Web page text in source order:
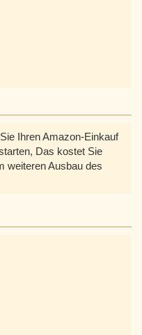
Ihren Amazon-Einkauf
Das kostet Sie
weiteren Ausbau des